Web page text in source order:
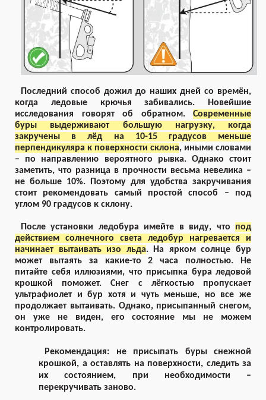
Последний способ дожил до наших дней со времён,
когда ледовые крючья забивались. Новейшие
исследования говорят об обратном. Современные
буры выдерживают большую нагрузку, когда
закручены в лёд на 10-15 градусов меньше
перпендикуляра к поверхности склона, иными словами
– по направлению вероятного рывка. Однако стоит
заметить, что разница в прочности весьма невелика –
не больше 10%. Поэтому для удобства закручивания
стоит рекомендовать самый простой способ – под
углом 90 градусов к склону.
После установки ледобура имейте в виду, что под
действием солнечного света ледобур нагревается и
начинает вытаивать изо льда. На ярком солнце бур
может вытаять за какие-то 2 часа полностью. Не
питайте себя иллюзиями, что присыпка бура ледовой
крошкой поможет. Снег с лёгкостью пропускает
ультрафиолет и бур хотя и чуть меньше, но все же
продолжает вытаивать. Однако, присыпанный снегом,
он уже не виден, его состояние мы не можем
контролировать.
Рекомендация: не присыпать буры снежной
крошкой, а оставлять на поверхности, следить за
их состоянием, при необходимости –
перекручивать заново.